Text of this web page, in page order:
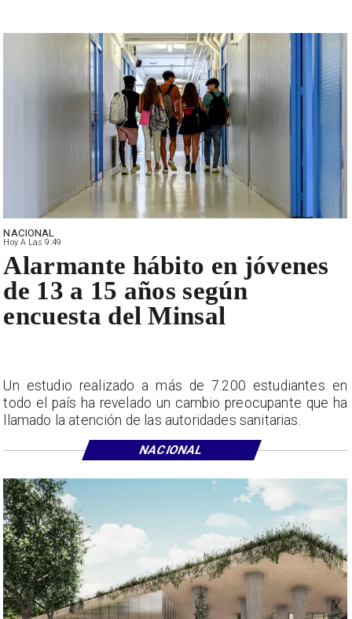
NACIONAL
Hoy A Las 9:49
Alarmante hábito en jóvenes
de 13 a 15 años según
encuesta del Minsal
Un estudio realizado a más de 7.200 estudiantes en
todo el país ha revelado un cambio preocupante que ha
llamado la atención de las autoridades sanitarias.
NACIONAL